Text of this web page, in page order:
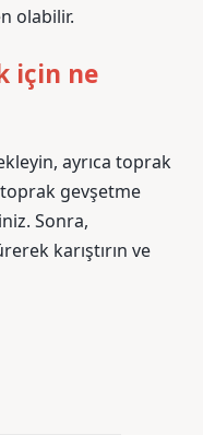
olabilir.
için ne
ayrıca toprak
gevşetme
Sonra,
karıştırın ve